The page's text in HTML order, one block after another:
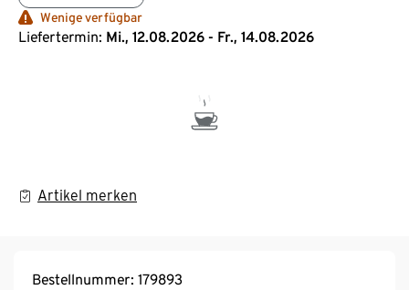
Wenige verfügbar
Liefertermin: Mi., 12.08.2026 - Fr., 14.08.2026
Artikel merken
Bestellnummer: 179893